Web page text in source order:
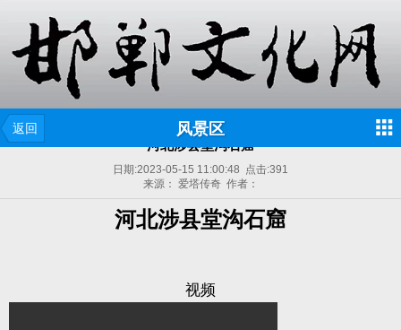
返回 风景区
河北涉县堂沟石窟
日期:2023-05-15 11:00:48 点击:391
来源： 爱塔传奇 作者：
河北涉县堂沟石窟
视频